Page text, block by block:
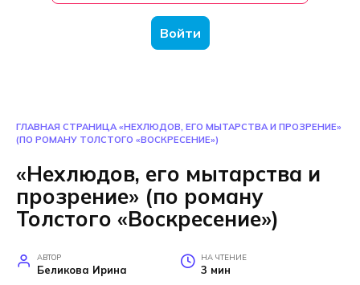
Войти
ГЛАВНАЯ СТРАНИЦА «НЕХЛЮДОВ, ЕГО МЫТАРСТВА И ПРОЗРЕНИЕ»
(ПО РОМАНУ ТОЛСТОГО «ВОСКРЕСЕНИЕ»)
«Нехлюдов, его мытарства и
прозрение» (по роману
Толстого «Воскресение»)
АВТОР
Беликова Ирина
НА ЧТЕНИЕ
3 мин